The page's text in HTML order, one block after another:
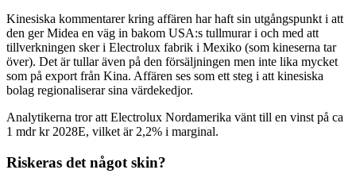
Kinesiska kommentarer kring affären har haft sin utgångspunkt i att
den ger Midea en väg in bakom USA:s tullmurar i och med att
tillverkningen sker i Electrolux fabrik i Mexiko (som kineserna tar
över). Det är tullar även på den försäljningen men inte lika mycket
som på export från Kina. Affären ses som ett steg i att kinesiska
bolag regionaliserar sina värdekedjor.
Analytikerna tror att Electrolux Nordamerika vänt till en vinst på ca
1 mdr kr 2028E, vilket är 2,2% i marginal.
Riskeras det något skin?